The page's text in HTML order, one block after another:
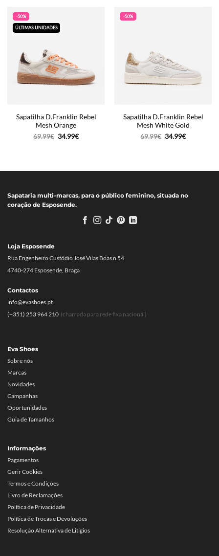
-50%
ÚLTIMAS UNIDADES
Sapatilha D.Franklin Rebel
Mesh Orange
69.99€ O
34.99€O
-50%
Sapatilha D.Franklin Rebel
Mesh White Gold
69.99€ O
34.99€O
Sapataria multi-marcas, para o público feminino, situada no
coração de Esposende.
Eva Shoes
Sobre nós
Marcas
Novidades
Campanhas
Oportunidades
Guia de Tamanhos
Informações
Pagamentos
Gerir Cookies
Termos e Condições
Livro de Reclamações
Política de Privacidade
Política de Trocas e Devoluções
Resolução Alternativa de Litígios
Loja Esposende
Rua Engenheiro Custódio José Vilas Boas n 54
4740-274 Esposende, Braga
Contactos
info@evashoes.pt
(+351) 253 964 210 (chamada para rede fixa nacional)